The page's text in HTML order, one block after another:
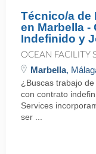
Técnico/a de
en Marbella -
Indefinido y
OCEAN FACILITY
Marbella,
¿Buscas trabajo
con contrato
Services
ser ...